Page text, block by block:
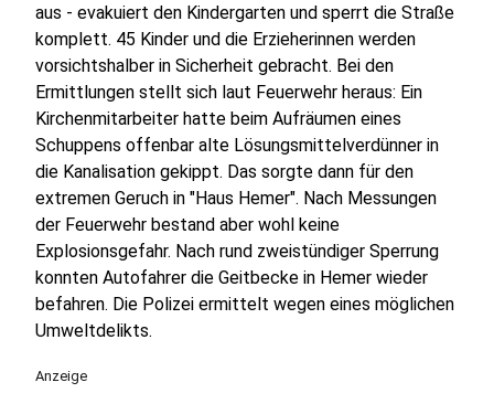
aus - evakuiert den Kindergarten und sperrt die Straße
komplett. 45 Kinder und die Erzieherinnen werden
vorsichtshalber in Sicherheit gebracht. Bei den
Ermittlungen stellt sich laut Feuerwehr heraus: Ein
Kirchenmitarbeiter hatte beim Aufräumen eines
Schuppens offenbar alte Lösungsmittelverdünner in
die Kanalisation gekippt. Das sorgte dann für den
extremen Geruch in "Haus Hemer". Nach Messungen
der Feuerwehr bestand aber wohl keine
Explosionsgefahr. Nach rund zweistündiger Sperrung
konnten Autofahrer die Geitbecke in Hemer wieder
befahren. Die Polizei ermittelt wegen eines möglichen
Umweltdelikts.
Anzeige